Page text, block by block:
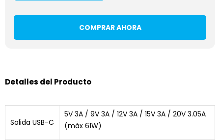
COMPRAR AHORA
Detalles del Producto
Salida USB-C
5V 3A / 9V 3A / 12V 3A / 15V 3A / 20V 3.05A
(máx 61W)